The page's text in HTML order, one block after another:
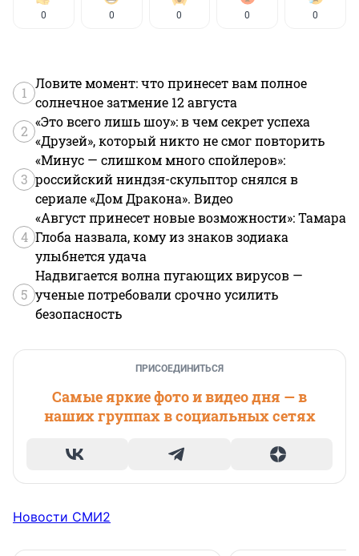
0 0 0 0 0
1
Ловите момент: что принесет вам полное
солнечное затмение 12 августа
2
«Это всего лишь шоу»: в чем секрет успеха
«Друзей», который никто не смог повторить
3
«Минус — слишком много спойлеров»:
российский ниндзя-скульптор снялся в
сериале «Дом Дракона». Видео
4
«Август принесет новые возможности»: Тамара
Глоба назвала, кому из знаков зодиака
улыбнется удача
5
Надвигается волна пугающих вирусов —
ученые потребовали срочно усилить
безопасность
ПРИСОЕДИНИТЬСЯ
Самые яркие фото и видео дня — в
наших группах в социальных сетях
Новости СМИ2